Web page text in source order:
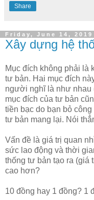
Share
Friday, June 14, 2019
Xây dựng hệ
Mục đích không phải là
tư bản. Hai mục đích
người nghĩ là như nhau
mục đích của tư bản
tiền bạc do bạn bỏ
tư bản mang lại. Nói
Vấn đề là giá trị quan
sức lao động và thời
thống tư bản tạo ra (giá
cao hơn?
10 đồng hay 1 đồng? 1